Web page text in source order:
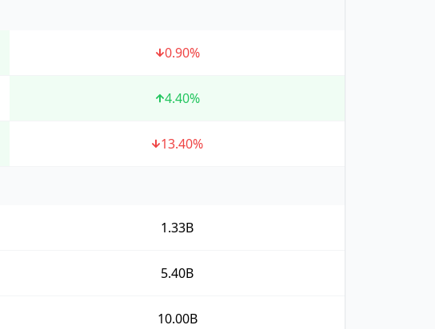
0.90%
4.40%
13.40%
1.33B
5.40B
10.00B